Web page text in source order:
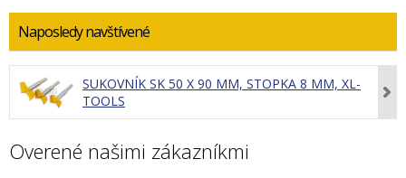
Naposledy navštívené
SUKOVNÍK SK 50 X 90 MM, STOPKA 8 MM, XL-
TOOLS
Overené našimi zákazníkmi